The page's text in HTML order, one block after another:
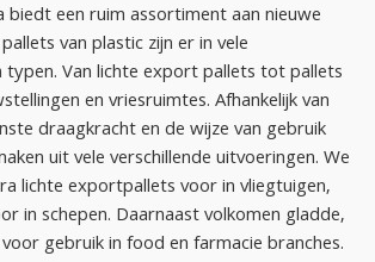
biedt een ruim assortiment aan nieuwe
van plastic zijn er in vele
typen. Van lichte export pallets tot pallets
en vriesruimtes. Afhankelijk van
draagkracht en de wijze van gebruik
uit vele verschillende uitvoeringen. We
lichte exportpallets voor in vliegtuigen,
in schepen. Daarnaast volkomen gladde,
gebruik in food en farmacie branches.